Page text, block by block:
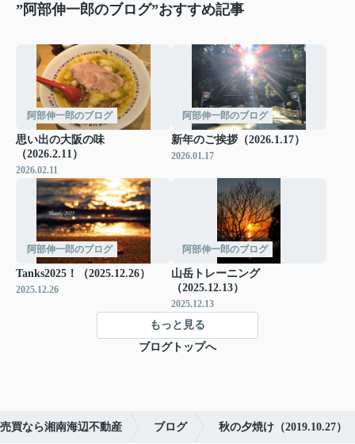
”阿部伸一郎のブログ”おすすめ記事
阿部伸一郎のブログ
思い出の大阪の味
（2026.2.11）
2026.02.11
阿部伸一郎のブログ
新年のご挨拶（2026.1.17）
2026.01.17
阿部伸一郎のブログ
Tanks2025！（2025.12.26）
2025.12.26
阿部伸一郎のブログ
山岳トレーニング
（2025.12.13）
2025.12.13
もっと見る
ブログトップへ
買なら湘南海辺不動産 ブログ 秋の夕焼け（2019.10.27）